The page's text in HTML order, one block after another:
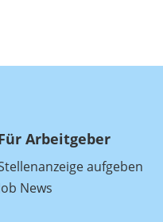
Arbeitgeber
aufgeben
News